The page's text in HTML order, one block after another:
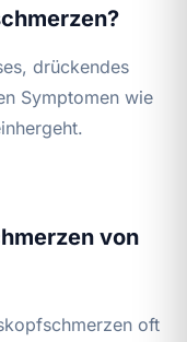
drückendes
Symptomen wie
von
oft